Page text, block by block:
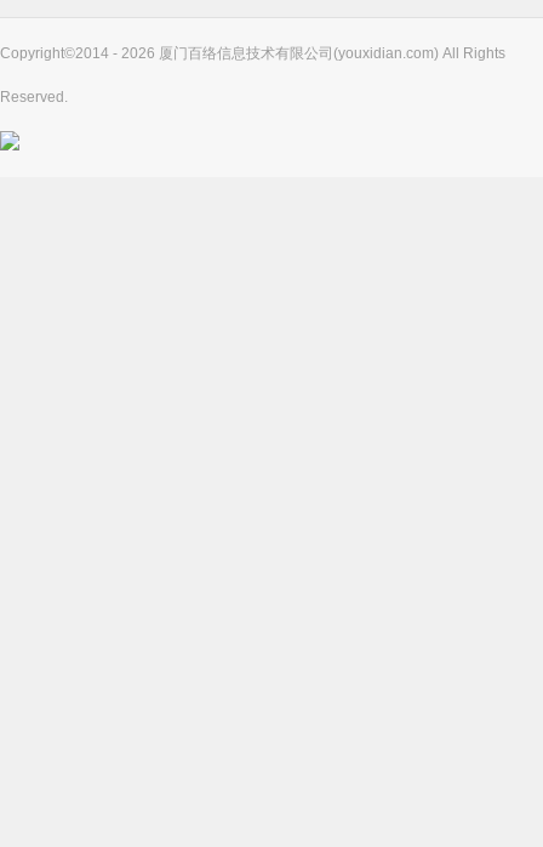
Copyright©2014 - 2026 厦门百络信息技术有限公司(youxidian.com) All Rights
Reserved.